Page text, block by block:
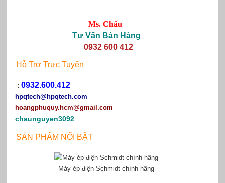
Ms. Châu
Tư Vấn Bán Hàng
0932 600 412
Hỗ Trợ Trực Tuyến
: 0932.600.412
hpqtech@hpqtech.com
hoangphuquy.hcm@gmail.com
chaunguyen3092
SẢN PHẨM NỔI BẬT
Máy ép điện Schmidt chính hãng